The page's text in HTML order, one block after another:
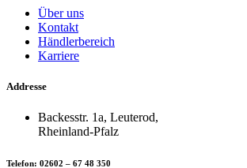
Über uns
Kontakt
Händlerbereich
Karriere
Addresse
Backesstr. 1a, Leuterod,
Rheinland-Pfalz
Telefon: 02602 – 67 48 350